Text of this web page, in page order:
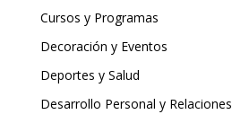
Cursos y Programas
Decoración y Eventos
Deportes y Salud
Desarrollo Personal y Relaciones